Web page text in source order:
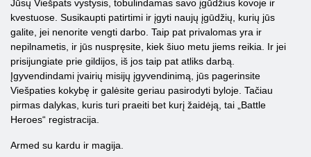
Jūsų Viešpats vystysis, tobulindamas savo įgūdžius kovoje ir
kvestuose. Susikaupti patirtimi ir įgyti naujų įgūdžių, kurių jūs
galite, jei nenorite vengti darbo. Taip pat privalomas yra ir
nepilnametis, ir jūs nuspręsite, kiek šiuo metu jiems reikia. Ir jei
prisijungiate prie gildijos, iš jos taip pat atliks darbą.
Įgyvendindami įvairių misijų įgyvendinimą, jūs pagerinsite
Viešpaties kokybę ir galėsite geriau pasirodyti byloje. Tačiau
pirmas dalykas, kuris turi praeiti bet kurį žaidėją, tai „Battle
Heroes“ registracija.
Armed su kardu ir magija.